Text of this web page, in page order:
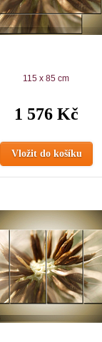
115 x 85 cm
1 576 Kč
Vložit do košíku